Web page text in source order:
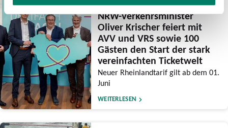
NRW-Verkehrsminister
Oliver Krischer feiert mit
AVV und VRS sowie 100
Gästen den Start der stark
vereinfachten Ticketwelt
Neuer Rheinlandtarif gilt ab dem 01.
Juni
WEITERLESEN